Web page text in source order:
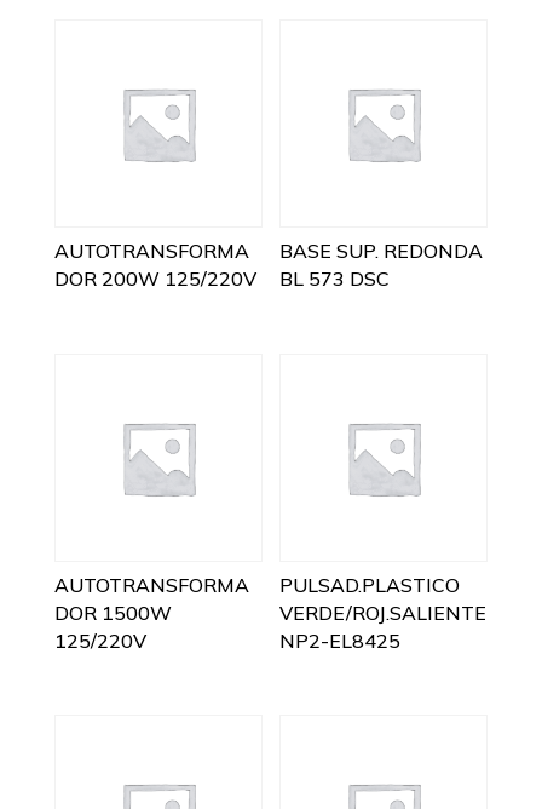
AUTOTRANSFORMA
DOR 200W 125/220V
BASE SUP. REDONDA
BL 573 DSC
AUTOTRANSFORMA
DOR 1500W
125/220V
PULSAD.PLASTICO
VERDE/ROJ.SALIENTE
NP2-EL8425